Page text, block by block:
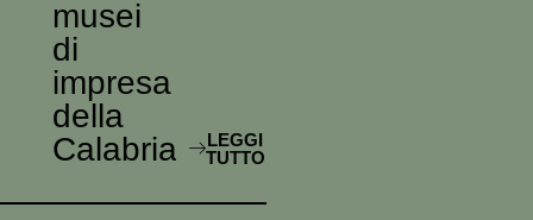
musei
di
impresa
della
Calabria
LEGGI
TUTTO